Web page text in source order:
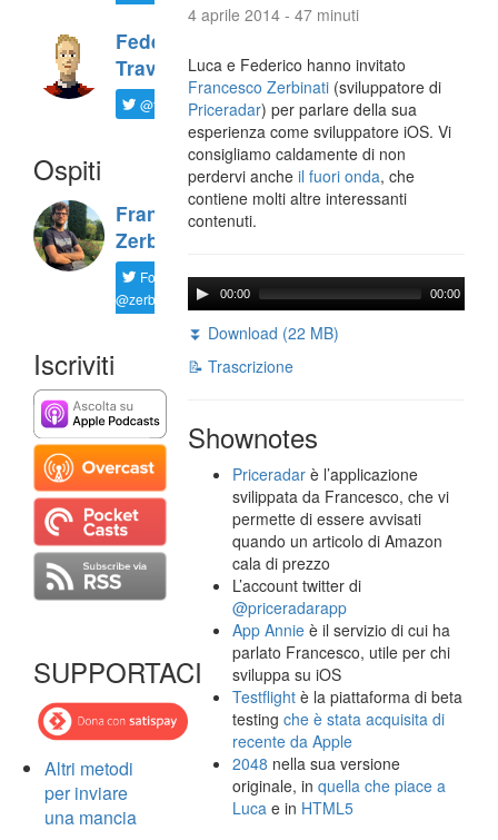
Federico
Travaini
@ftrava
Ospiti
Francesco
Zerbinati
Follow
@zerbfra
Iscriviti
SUPPORTACI
Altri metodi
per inviare
una mancia
4 aprile 2014 - 47 minuti
Luca e Federico hanno invitato
Francesco Zerbinati (sviluppatore di
Priceradar) per parlare della sua
esperienza come sviluppatore iOS. Vi
consigliamo caldamente di non
perdervi ancheil fuori onda, che
contiene molti altre interessanti
contenuti.
00:00 00:00
⏬ Download (22 MB)
📝 Trascrizione
Shownotes
Priceradar è l’applicazione
svilippata da Francesco, che vi
permette di essere avvisati
quando un articolo di Amazon
cala di prezzo
L’account twitter di
@priceradarapp
App Annie è il servizio di cui ha
parlato Francesco, utile per chi
sviluppa su iOS
Testflight è la piattaforma di beta
testingche è stata acquisita di
recente da Apple
2048 nella sua versione
originale, inquella che piace a
Luca e in HTML5